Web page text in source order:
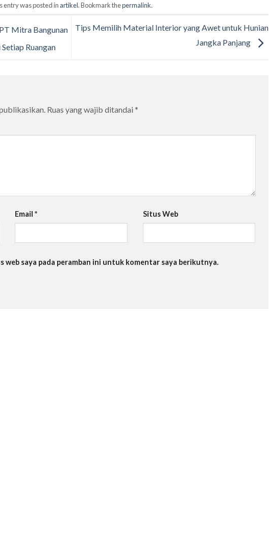
entry was posted in artikel. Bookmark thepermalink.
Mitra Bangunan
Ruangan
Tips Memilih Material Interior yang Awet untuk Hunian
Jangka Panjang
Ruas yang wajib ditandai *
Email * Situs Web
web saya pada peramban ini untuk komentar saya berikutnya.